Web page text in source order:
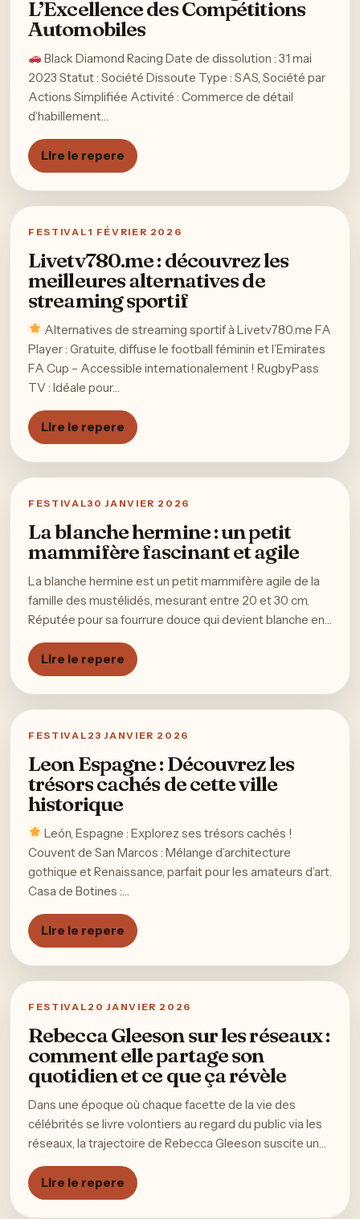
L’Excellence des Compétitions
Automobiles
Black Diamond Racing Date de dissolution : 31 mai
2023 Statut : Société Dissoute Type : SAS, Société par
Actions Simplifiée Activité : Commerce de détail
d’habillement…
Lire le repere
FESTIVAL 1 FÉVRIER 2026
Livetv780.me : découvrez les
meilleures alternatives de
streaming sportif
Alternatives de streaming sportif à Livetv780.me FA
Player : Gratuite, diffuse le football féminin et l’Emirates
FA Cup – Accessible internationalement ! RugbyPass
TV : Idéale pour…
Lire le repere
FESTIVAL30 JANVIER 2026
La blanche hermine : un petit
mammifère fascinant et agile
La blanche hermine est un petit mammifère agile de la
famille des mustélidés, mesurant entre 20 et 30 cm.
Réputée pour sa fourrure douce qui devient blanche en…
Lire le repere
FESTIVAL 23 JANVIER 2026
Leon Espagne : Découvrez les
trésors cachés de cette ville
historique
León, Espagne : Explorez ses trésors cachés !
Couvent de San Marcos : Mélange d’architecture
gothique et Renaissance, parfait pour les amateurs d’art.
Casa de Botines :…
Lire le repere
FESTIVAL 20 JANVIER 2026
Rebecca Gleeson sur les réseaux :
comment elle partage son
quotidien et ce que ça révèle
Dans une époque où chaque facette de la vie des
célébrités se livre volontiers au regard du public via les
réseaux, la trajectoire de Rebecca Gleeson suscite un…
Lire le repere